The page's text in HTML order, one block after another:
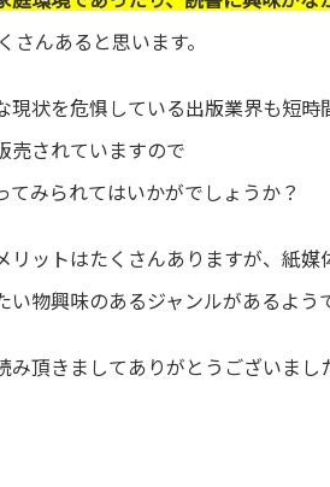
さんあると思います。
現状を危惧している出版業界も短
売されていますので
てみられてはいかがでしょうか？
リットはたくさんありますが、紙媒
い物興味のあるジャンルがあるよう
み頂きましてありがとうございまし